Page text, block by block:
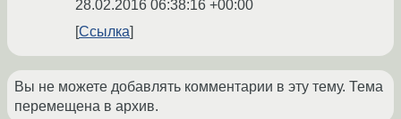
28.02.2016 06:38:16 +00:00
Ссылка
Вы не можете добавлять комментарии в эту тему. Тема
перемещена в архив.